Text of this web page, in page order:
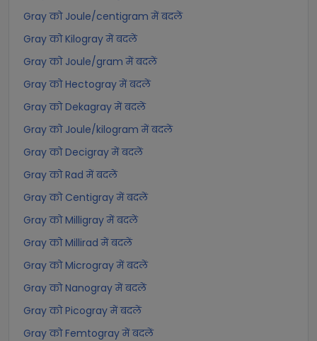
Gray को Joule/centigram में बदलें
Gray को Kilogray में बदलें
Gray को Joule/gram में बदलें
Gray को Hectogray में बदलें
Gray को Dekagray में बदलें
Gray को Joule/kilogram में बदलें
Gray को Decigray में बदलें
Gray को Rad में बदलें
Gray को Centigray में बदलें
Gray को Milligray में बदलें
Gray को Millirad में बदलें
Gray को Microgray में बदलें
Gray को Nanogray में बदलें
Gray को Picogray में बदलें
Gray को Femtogray में बदलें